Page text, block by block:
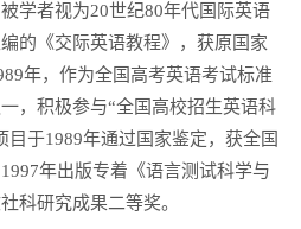
学者视为20世纪80年代国际英语
的《交际英语教程》，获原国家
年，作为全国高考英语考试标准
，积极参与“全国高校招生英语科
于1989年通过国家鉴定，获全国
年出版专着《语言测试科学与
科研究成果二等奖。